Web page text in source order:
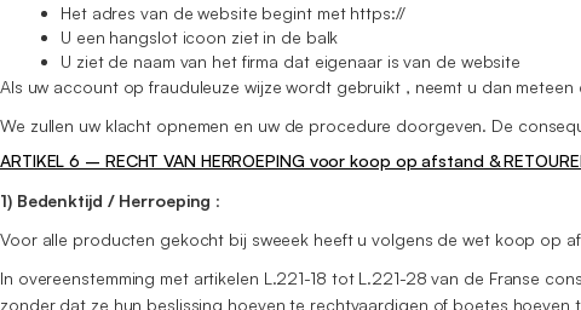
Het adres van de website begint met https://
U een hangslot icoon ziet in de balk
U ziet de naam van het firma dat eigenaar is van de website
Als uw account op frauduleuze wijze wordt gebruikt , neemt u dan
We zullen uw klacht opnemen en uw de procedure doorgeven. De
ARTIKEL 6 – RECHT VAN HERROEPING voor koop op afstand &
1) Bedenktijd / Herroeping :
Voor alle producten gekocht bij sweeek heeft u volgens de wet koop op
In overeenstemming met artikelen L.221-18 tot L.221-28 van de Franse
zonder dat ze hun beslissing hoeven te rechtvaardigen of boetes